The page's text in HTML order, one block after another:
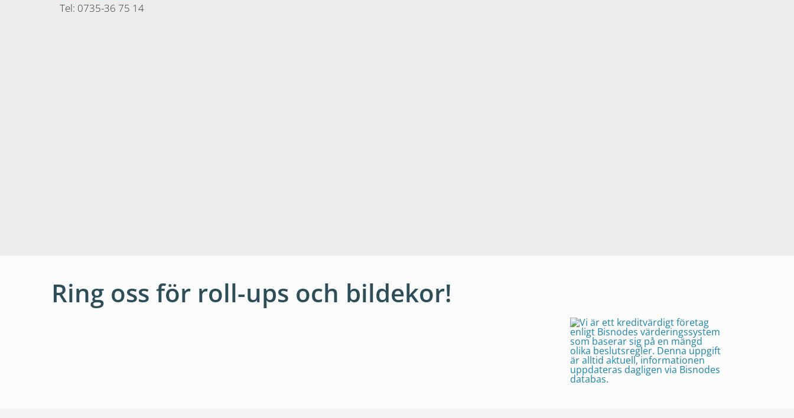
Tel: 0735-36 75 14
Ring oss för roll-ups och bildekor!